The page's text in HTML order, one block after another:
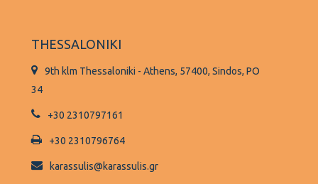
THESSALONIKI
9th klm Thessaloniki - Athens, 57400, Sindos, PO
34
+30 2310797161
+30 2310796764
karassulis@karassulis.gr